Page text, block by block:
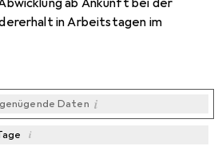
ab Ankunft bei der
in Arbeitstagen im
Daten i
i